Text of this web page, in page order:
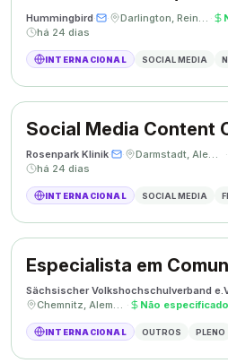
Hummingbird· · Darlington, Reino Unido ·
há 24 dias
INTERNACIONAL SOCIAL MEDIA
Social Media Content
Rosenpark Klinik· · Darmstadt, Alemanha ·
há 24 dias
INTERNACIONAL SOCIAL MEDIA
Sächsischer Volkshochschulverband
Chemnitz, Alemanha · Não especificado
INTERNACIONAL OUTROS PLENO